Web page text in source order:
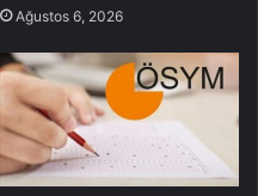
Ağustos 6, 2026